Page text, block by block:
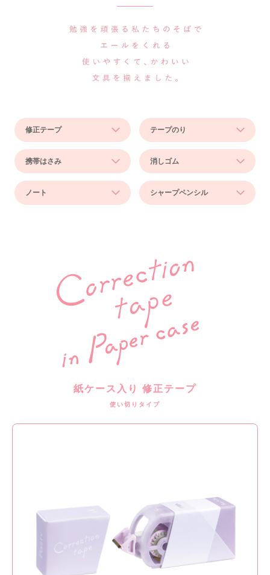
修正テープ テープのり
携帯はさみ 消しゴム
ノート シャープペンシル
紙ケース入り 修正テープ
使い切りタイプ